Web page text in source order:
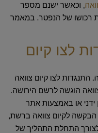
, וכאשר ישנם מספר
רכושו של הנפטר. במאמר
לצו קיום
לצו קיום צוואה
הוגשה לרשם הירושה.
ידני או באמצעות אתר
לקיום צוואה ברשת,
התחלת התהליך של